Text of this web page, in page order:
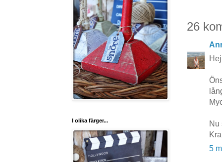
26
Nu
5
I olika färger...